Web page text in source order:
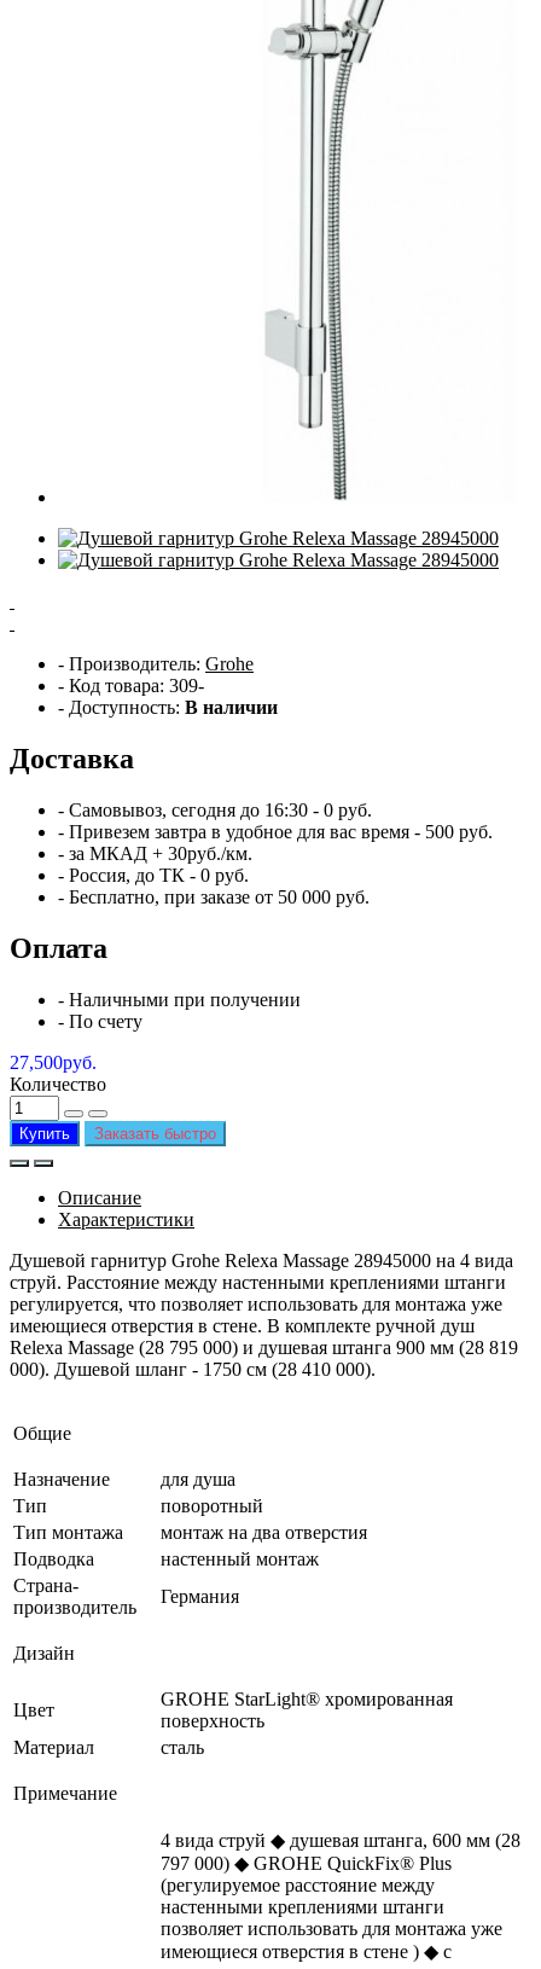
- Производитель: Grohe
- Код товара: 309-
- Доступность: В наличии
Доставка
- Самовывоз, сегодня до 16:30 - 0 руб.
- Привезем завтра в удобное для вас время - 500 руб.
- за МКАД + 30руб./км.
- Россия, до ТК - 0 руб.
- Бесплатно, при заказе от 50 000 руб.
Оплата
- Наличными при получении
- По счету
27,500руб.
Количество
Купить Заказать быстро
Описание
Характеристики
Душевой гарнитур Grohe Relexa Massage 28945000 на 4 вида
струй. Расстояние между настенными креплениями штанги
регулируется, что позволяет использовать для монтажа уже
имеющиеся отверстия в стене. В комплекте ручной душ
Relexa Massage (28 795 000) и душевая штанга 900 мм (28 819
000). Душевой шланг - 1750 см (28 410 000).
Общие
Назначение
для душа
Тип
поворотный
Тип монтажа
монтаж на два отверстия
Подводка
настенный монтаж
Страна-
производитель
Германия
Дизайн
Цвет
GROHE StarLight® хромированная
поверхность
Материал
сталь
Примечание
4 вида струй ◆ душевая штанга, 600 мм (28
797 000) ◆ GROHE QuickFix® Plus
(регулируемое расстояние между
настенными креплениями штанги
позволяет использовать для монтажа уже
имеющиеся отверстия в стене ) ◆ с